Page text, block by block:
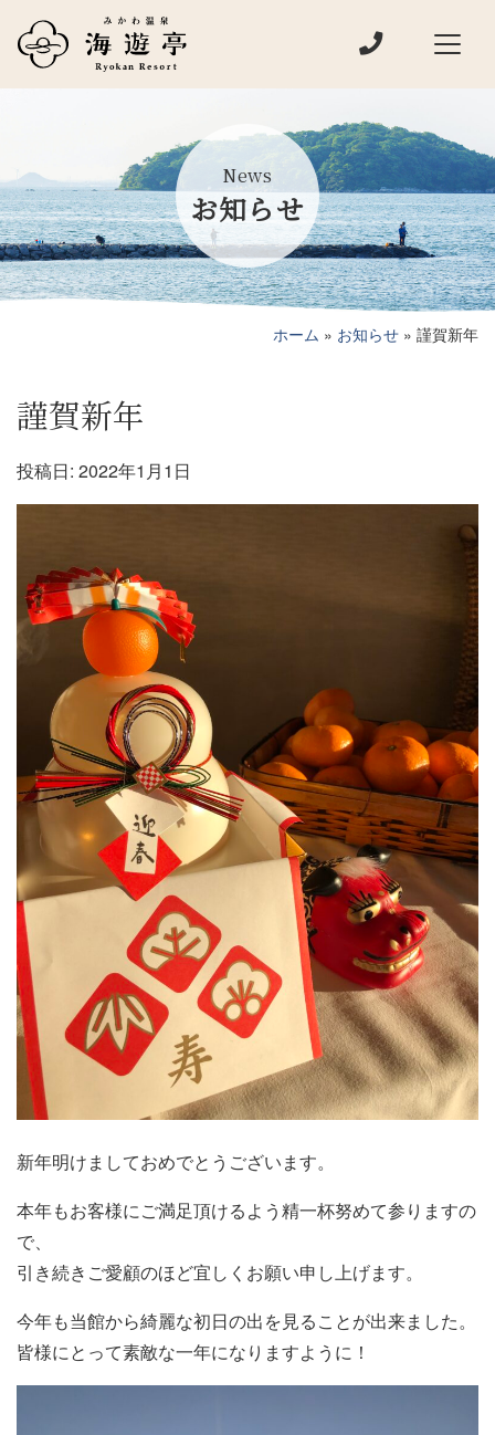
メインナビゲーション 電話でお問い
News
お知らせ
ホーム » お知らせ » 謹賀新年
謹賀新年
投稿日: 2022年1月1日
新年明けましておめでとうございます。
本年もお客様にご満足頂けるよう精一杯努めて参りますの
で、
引き続きご愛顧のほど宜しくお願い申し上げます。
今年も当館から綺麗な初日の出を見ることが出来ました。
皆様にとって素敵な一年になりますように！